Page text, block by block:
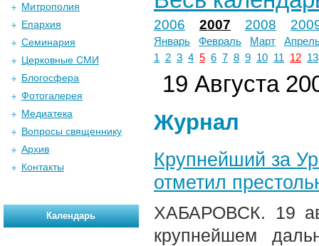
2006 2007 2008
Январь Февраль Март
1
2 3 4 5 6 7 8 9 10 11 12 13
19 Августа
Журнал
Крупнейший за
отметил
ХАБАРОВСК. 19
крупнейшем
Митрополия
Епархия
Семинария
Церковные СМИ
Блогосфера
Фотогалерея
Медиатека
Вопросы священнику
Архив
Контакты
Календарь